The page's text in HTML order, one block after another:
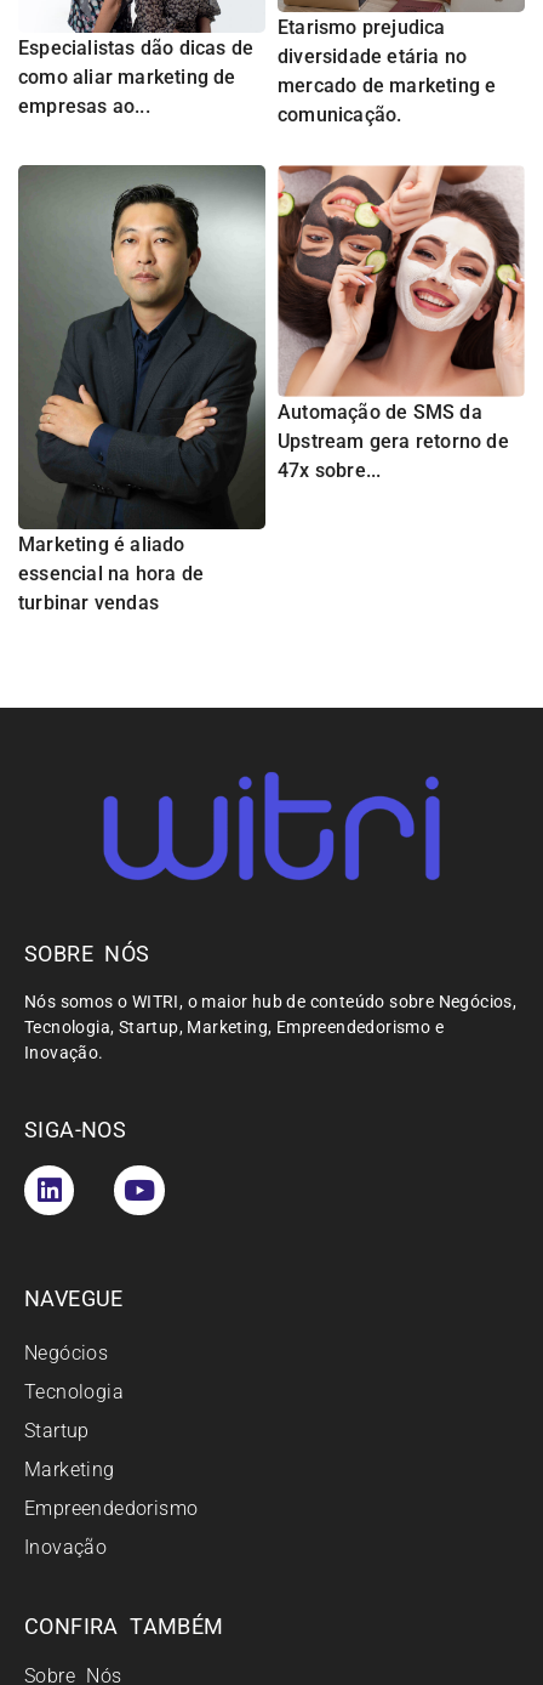
Especialistas dão dicas de
como aliar marketing de
empresas ao...
Etarismo prejudica
diversidade etária no
mercado de marketing e
comunicação.
Marketing é aliado
essencial na hora de
turbinar vendas
Automação de SMS da
Upstream gera retorno de
47x sobre...
SOBRE NÓS
Nós somos o WITRI, o maior hub de conteúdo sobre Negócios,
Tecnologia, Startup, Marketing, Empreendedorismo e
Inovação.
SIGA-NOS
NAVEGUE
Negócios
Tecnologia
Startup
Marketing
Empreendedorismo
Inovação
CONFIRA TAMBÉM
Sobre Nós